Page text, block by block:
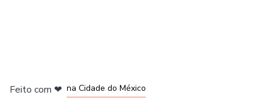
Feito com ❤ na Cidade do México